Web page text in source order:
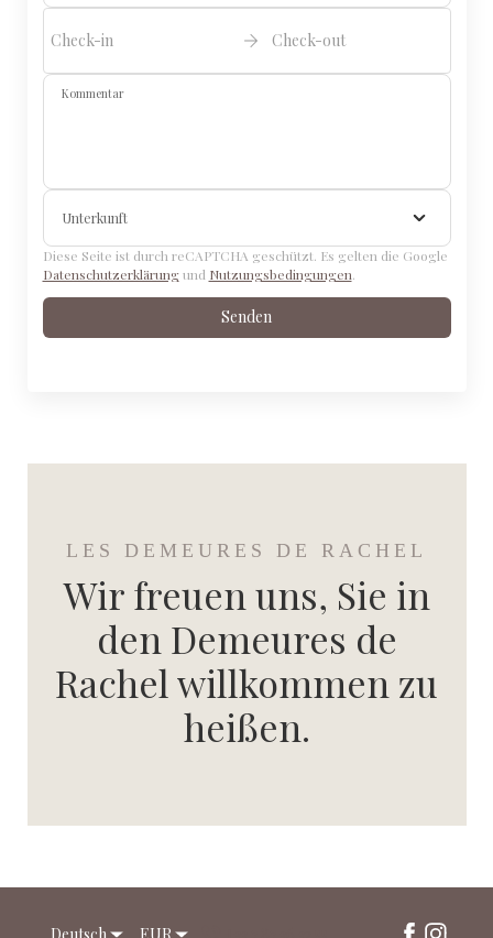
Check-in Check-out
Kommentar
Unterkunft
Diese Seite ist durch reCAPTCHA geschützt. Es gelten die Google
Datenschutzerklärungund Nutzungsbedingungen.
Senden
LES DEMEURES DE RACHEL
Wir freuen uns, Sie in
den Demeures de
Rachel willkommen zu
heißen.